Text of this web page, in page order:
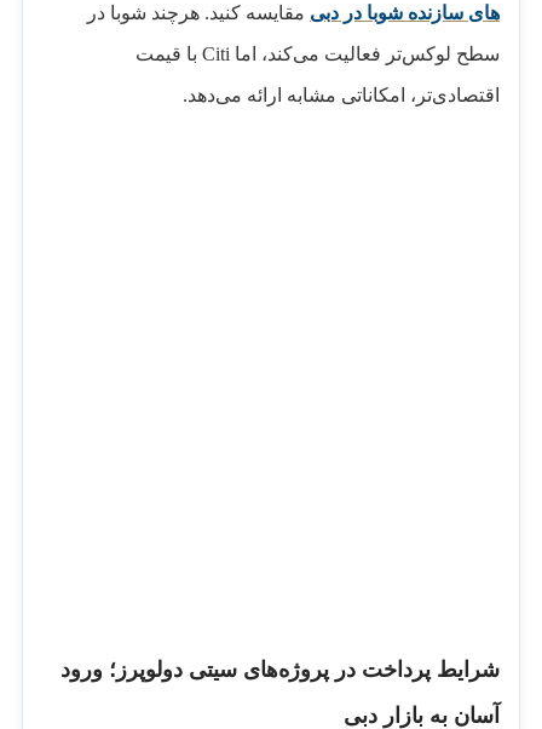
‌های سازنده شوبا در دبیمقایسه کنید. هرچند شوبا در
سطح لوکس‌تر فعالیت می‌کند، اما Citi با قیمت
اقتصادی‌تر، امکاناتی مشابه ارائه می‌دهد.
شرایط پرداخت در پروژه‌های سیتی دولوپرز؛ ورود
آسان به بازار دبی